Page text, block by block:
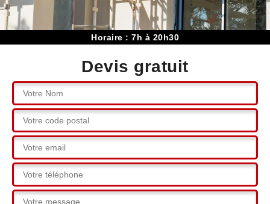
Horaire : 7h à 20h30
Devis gratuit